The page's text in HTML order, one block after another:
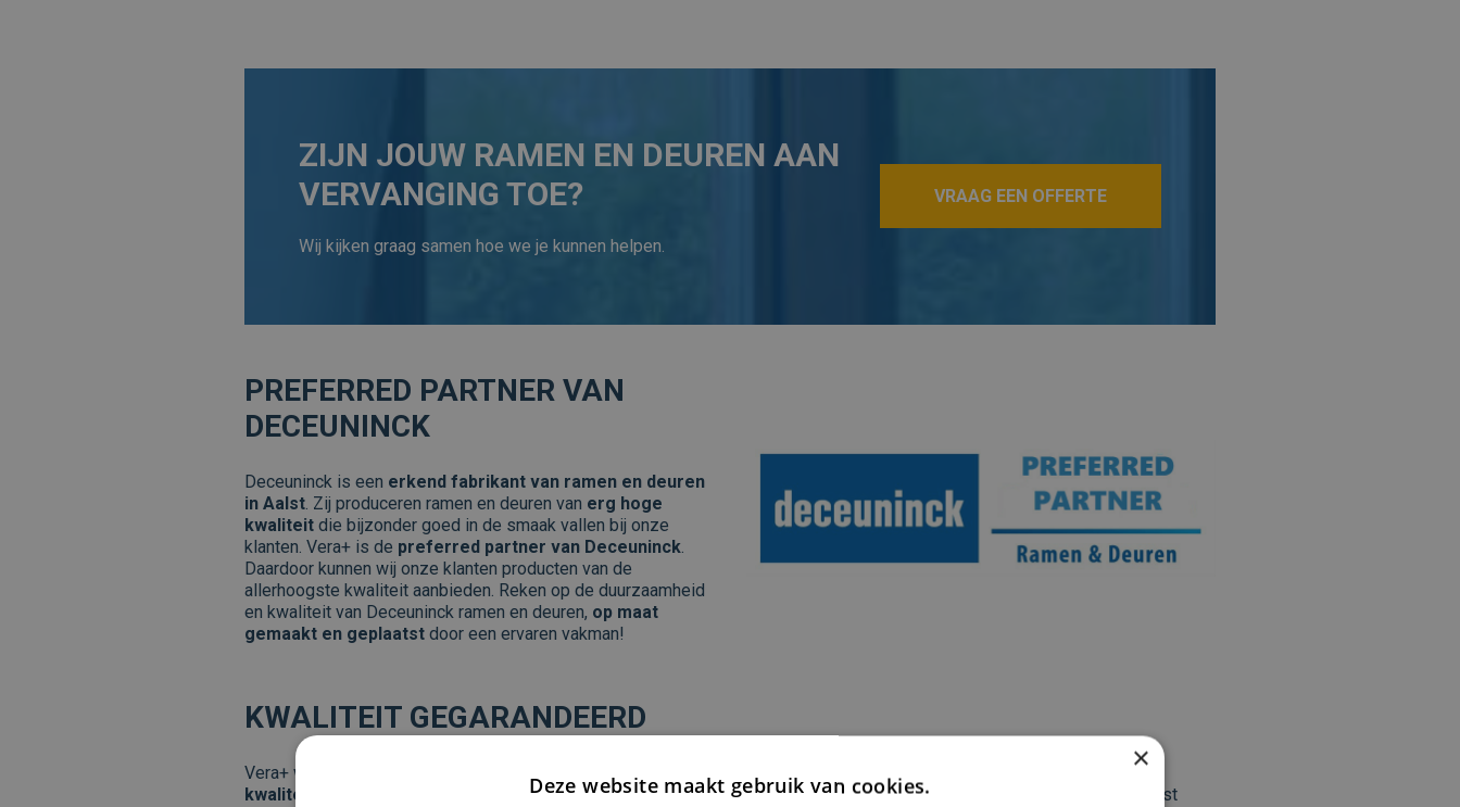
ZIJN JOUW RAMEN EN DEUREN AAN
VERVANGING TOE?
Wij kijken graag samen hoe we je kunnen helpen.
VRAAG EEN OFFERTE
PREFERRED PARTNER VAN
DECEUNINCK
Deceuninck is een erkend fabrikant van ramen en deuren
in Aalst. Zij produceren ramen en deuren van erg hoge
kwaliteit die bijzonder goed in de smaak vallen bij onze
klanten. Vera+ is de preferred partner van Deceuninck.
Daardoor kunnen wij onze klanten producten van de
allerhoogste kwaliteit aanbieden. Reken op de duurzaamheid
en kwaliteit van Deceuninck ramen en deuren, op maat
gemaakt en geplaatst door een ervaren vakman!
KWALITEIT GEGARANDEERD
Vera+ werkt met het . Dit certificaat voor kwaliteit werkt met
kwaliteitsnormen
waaraan onze producten en diensten voldoen. Alle ramen en deuren die worden afgeleverd en geplaatst
×
Deze website maakt gebruik van cookies.